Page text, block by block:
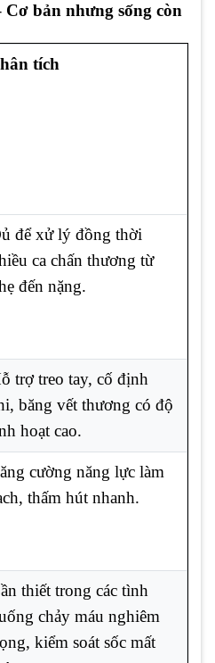
Cơ bản nhưng sống còn
tích
để xử lý đồng thời
ca chấn thương từ
đến nặng.
trợ treo tay, cố định
băng vết thương có độ
hoạt cao.
cường năng lực làm
thấm hút nhanh.
thiết trong các tình
chảy máu nghiêm
kiểm soát sốc mất